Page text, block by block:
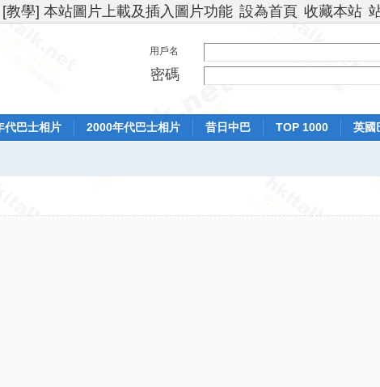
[教學] 本站圖片上載及插入圖片功能 設為首頁 收藏本站
用戶名
密碼
代巴士相片 2000年代巴士相片 昔日中巴 TOP 1000
英國